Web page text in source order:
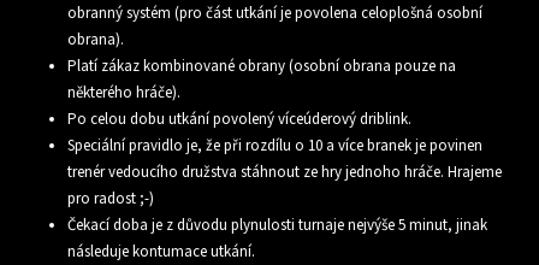
obranný systém (pro část utkání je povolena celoplošná osobní
obrana).
Platí zákaz kombinované obrany (osobní obrana pouze na
některého hráče).
Po celou dobu utkání povolený víceúderový driblink.
Speciální pravidlo je, že při rozdílu o 10 a více branek je povinen
trenér vedoucího družstva stáhnout ze hry jednoho hráče. Hrajeme
pro radost ;-)
Čekací doba je z důvodu plynulosti turnaje nejvýše 5 minut, jinak
následuje kontumace utkání.